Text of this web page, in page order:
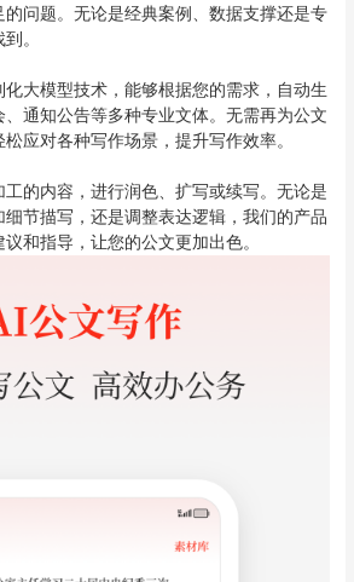
问题。无论是经典案例、数据支撑还是专
。
模型技术，能够根据您的需求，自动生
通知公告等多种专业文体。无需再为公文
应对各种写作场景，提升写作效率。
内容，进行润色、扩写或续写。无论是
节描写，还是调整表达逻辑，我们的产品
和指导，让您的公文更加出色。